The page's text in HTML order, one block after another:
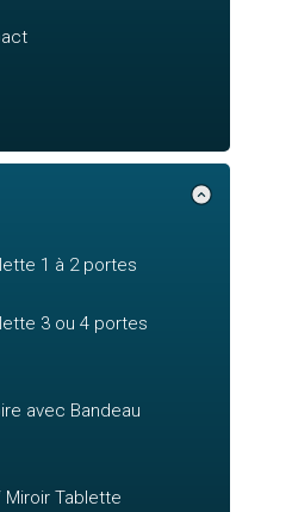
1 à 2 portes
3 ou 4 portes
avec Bandeau
Tablette